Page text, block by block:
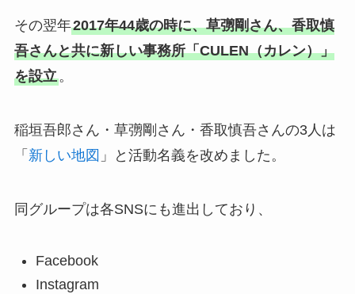
その翌年2017年44歳の時に、草彅剛さん、香取慎
吾さんと共に新しい事務所「CULEN（カレン）」
を設立。
稲垣吾郎さん・草彅剛さん・香取慎吾さんの3人は
「 新しい地図 」と活動名義を改めました。
同グループは各SNSにも進出しており、
Facebook
Instagram